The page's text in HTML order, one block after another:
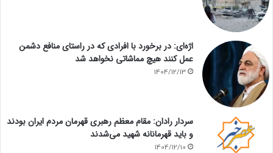
اژه‌ای: در برخورد با افرادی که در راستای منافع دشمن
عمل کنند هیچ مماشاتی نخواهد شد
1404/12/13
سردار رادان: مقام معظم رهبری قهرمان مردم ایران بودند
و باید قهرمانانه شهید می‌شدند
1404/12/10